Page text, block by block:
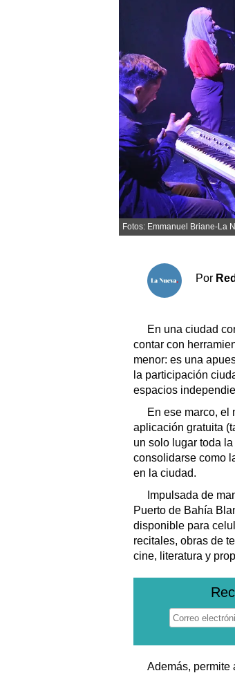
Economía y campo
Sociedad y tiempo
El tiempo
Fúnebres
Clasificados
Horóscopo
Servicios
Fotos: Emmanuel Briane-La
Por
En una ciudad
contar con
menor: es una
la participación
espacios
En ese marco, el
aplicación gratuita
un solo lugar toda
consolidarse como
en la ciudad.
Impulsada de
Puerto de Bahía
disponible para
recitales, obras de
cine, literatura y
Además, permite